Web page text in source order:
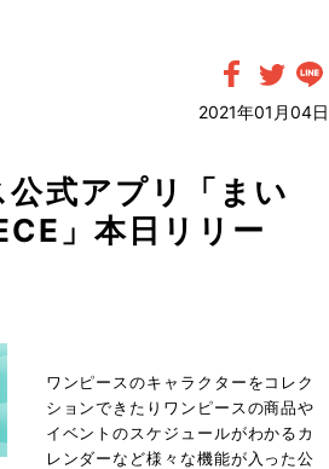
2021年01月04日
式アプリ「まい
」本日リリー
ワンピースのキャラクターをコレク
ションできたりワンピースの商品や
イベントのスケジュールがわかるカ
レンダーなど様々な機能が入った公